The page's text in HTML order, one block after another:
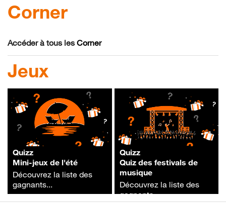
Corner
Accéder à tous lesCorner
Jeux
Quizz
Mini-jeux de l'été
Découvrez la liste des
gagnants...
Quizz
Quiz des festivals de
musique
Découvrez la liste des
gagnants...